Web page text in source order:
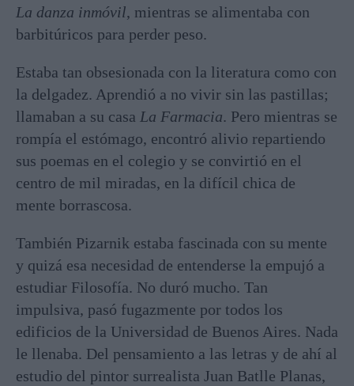
La danza inmóvil, mientras se alimentaba con
barbitúricos para perder peso.
Estaba tan obsesionada con la literatura como con
la delgadez. Aprendió a no vivir sin las pastillas;
llamaban a su casa La Farmacia. Pero mientras se
rompía el estómago, encontró alivio repartiendo
sus poemas en el colegio y se convirtió en el
centro de mil miradas, en la difícil chica de
mente borrascosa.
También Pizarnik estaba fascinada con su mente
y quizá esa necesidad de entenderse la empujó a
estudiar Filosofía. No duró mucho. Tan
impulsiva, pasó fugazmente por todos los
edificios de la Universidad de Buenos Aires. Nada
le llenaba. Del pensamiento a las letras y de ahí al
estudio del pintor surrealista Juan Batlle Planas,